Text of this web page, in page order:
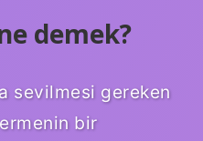
demek?
sevilmesi gereken
bir